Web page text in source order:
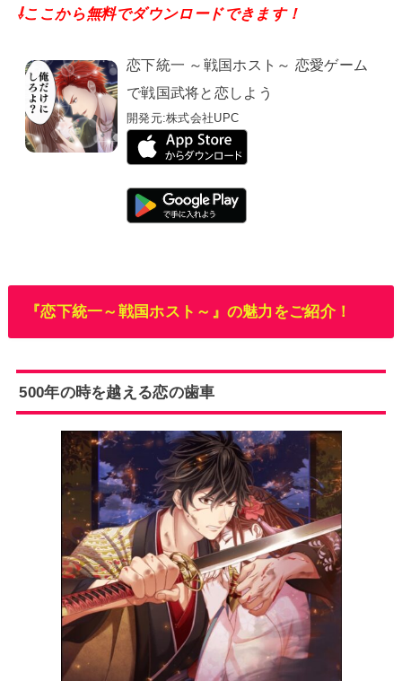
⇩ここから無料でダウンロードできます！
恋下統一 ～戦国ホスト～ 恋愛ゲーム
で戦国武将と恋しよう
開発元:株式会社UPC
『恋下統一～戦国ホスト～』の魅力をご紹介！
500年の時を越える恋の歯車